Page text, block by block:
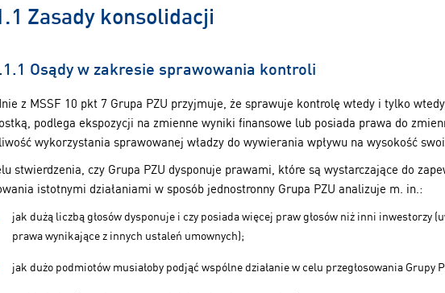
Zasady konsolidacji
Osądy w zakresie sprawowania kontroli
z MSSF 10 pkt 7 Grupa PZU przyjmuje, że sprawuje kontrolę wtedy i tylko
podlega ekspozycji na zmienne wyniki finansowe lub posiada prawa do
wykorzystania sprawowanej władzy do wywierania wpływu na wysokość
stwierdzenia, czy Grupa PZU dysponuje prawami, które są wystarczające do
istotnymi działaniami w sposób jednostronny Grupa PZU analizuje m. in.:
jak dużą liczbą głosów dysponuje i czy posiada więcej praw głosów niż inni inwestorzy
prawa wynikające z innych ustaleń umownych);
jak dużo podmiotów musiałoby podjąć wspólne działanie w celu przegłosowania Grupy